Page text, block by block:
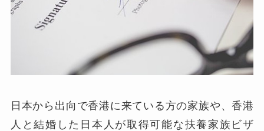
日本から出向で香港に来ている方の家族や、香港
人と結婚した日本人が取得可能な扶養家族ビザ